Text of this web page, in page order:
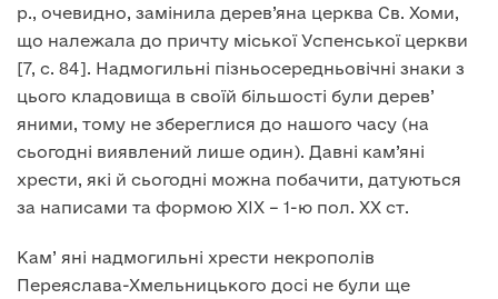
р., очевидно, замінила дерев’яна церква Св. Хоми,
що належала до причту міської Успенської церкви
[7, с. 84]. Надмогильні пізньосередньовічні знаки з
цього кладовища в своїй більшості були дерев’
яними, тому не збереглися до нашого часу (на
сьогодні виявлений лише один). Давні кам’яні
хрести, які й сьогодні можна побачити, датуються
за написами та формою ХІХ – 1-ю пол. ХХ ст.
Кам’ яні надмогильні хрести некрополів
Переяслава-Хмельницького досі не були ще